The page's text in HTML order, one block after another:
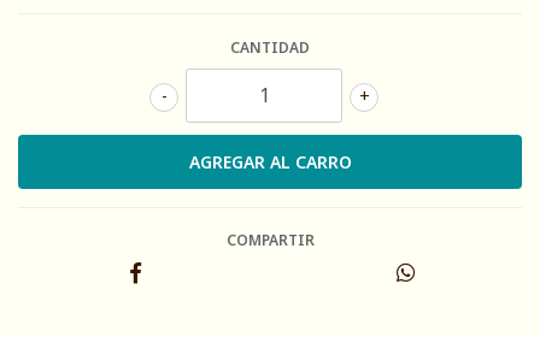
CANTIDAD
+
-
COMPARTIR